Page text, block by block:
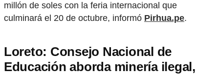
millón de soles con la feria internacional que
culminará el 20 de octubre, informó Pirhua.pe.
Loreto: Consejo Nacional de
Educación aborda minería ilegal,